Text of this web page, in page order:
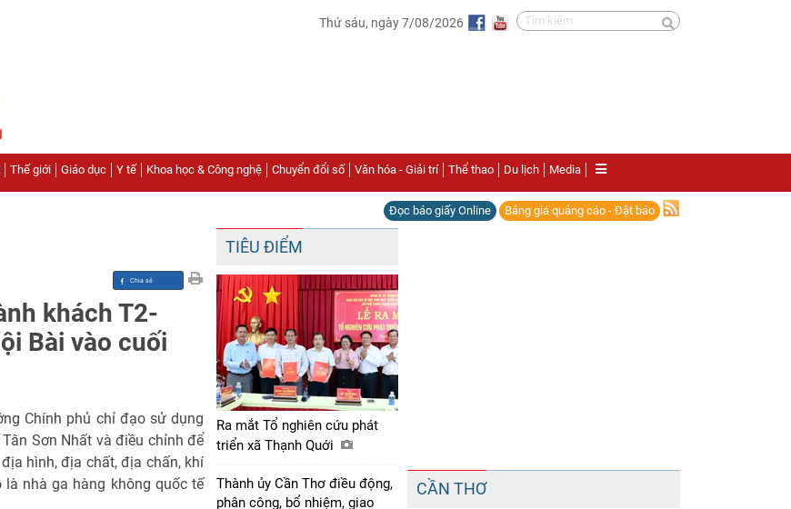
Thứ sáu, ngày 7/08/2026
Thế giới Giáo dục Y tế Khoa học & Công nghệ Chuyển đổi số Văn hóa - Giải trí Thể thao Du lịch Media
Đọc báo giấy Online Bảng giá quảng cáo - Đặt báo
Chia sẻ
khách T2-
Bài vào cuối
Chính phủ chỉ đạo sử dụng
Sơn Nhất và điều chỉnh để
hình, địa chất, địa chấn, khí
nhà ga hàng không quốc tế
TIÊU ĐIỂM
Ra mắt Tổ nghiên cứu phát
triển xã Thạnh Quới
Thành ủy Cần Thơ điều động,
phân công, bổ nhiệm, giao
CẦN THƠ